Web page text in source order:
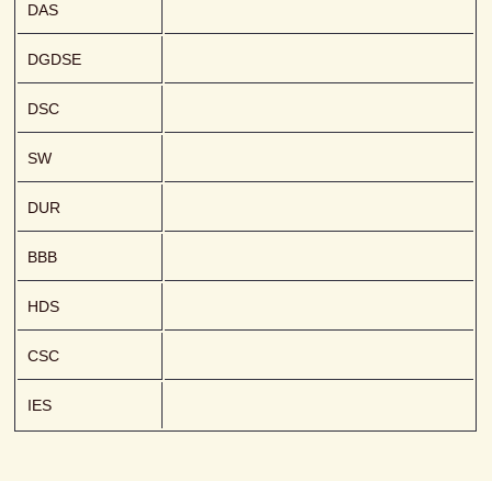
DAS
DGDSE
DSC
SW
DUR
BBB
HDS
CSC
IES